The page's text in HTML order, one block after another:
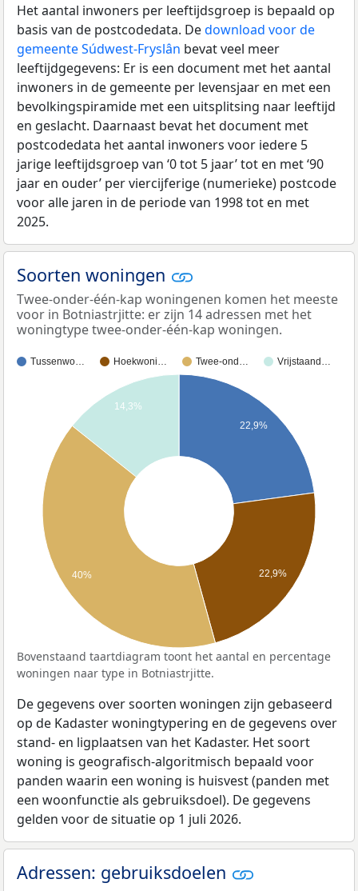
Het aantal inwoners per leeftijdsgroep is bepaald op
basis van de postcodedata. Dedownload voor de
gemeente Súdwest-Fryslân bevat veel meer
leeftijdgegevens: Er is een document met het aantal
inwoners in de gemeente per levensjaar en met een
bevolkingspiramide met een uitsplitsing naar leeftijd
en geslacht. Daarnaast bevat het document met
postcodedata het aantal inwoners voor iedere 5
jarige leeftijdsgroep van ‘0 tot 5 jaar’ tot en met ‘90
jaar en ouder’ per viercijferige (numerieke) postcode
voor alle jaren in de periode van 1998 tot en met
2025.
Soorten woningen
Twee-onder-één-kap woningenen komen het meeste
voor in Botniastrjitte: er zijn 14 adressen met het
woningtype twee-onder-één-kap woningen.
Tussenwo… Hoekwoni… Twee-ond… Vrijstaand…
22,9%
22,9%
14,3%
40%
Bovenstaand taartdiagram toont het aantal en percentage
woningen naar type in Botniastrjitte.
De gegevens over soorten woningen zijn gebaseerd
op de Kadaster woningtypering en de gegevens over
stand- en ligplaatsen van het Kadaster. Het soort
woning is geografisch-algoritmisch bepaald voor
panden waarin een woning is huisvest (panden met
een woonfunctie als gebruiksdoel). De gegevens
gelden voor de situatie op 1 juli 2026.
Adressen: gebruiksdoelen